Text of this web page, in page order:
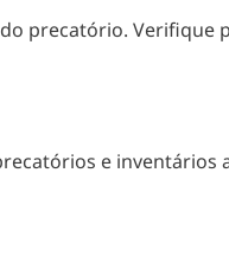
precatório. Verifique
e